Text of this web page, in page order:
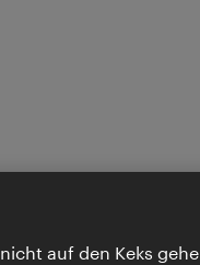
auf den Keks